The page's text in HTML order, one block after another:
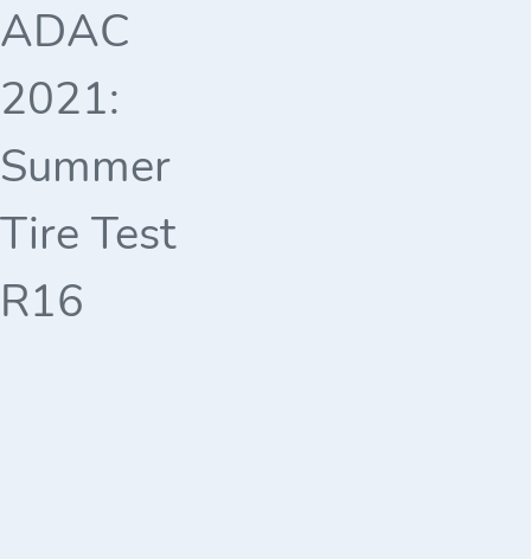
ADAC
2021:
Summer
Tire Test
R16